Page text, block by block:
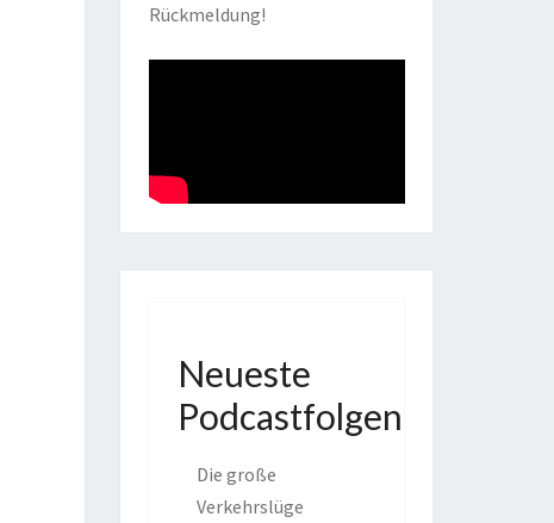
Rückmeldung!
Neueste
Podcastfolgen
Die große
Verkehrslüge